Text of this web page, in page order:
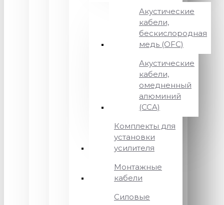
Акустические
кабели,
бескислородная
медь (OFC)
Акустические
кабели,
омедненный
алюминий
(CCA)
Комплекты для
установки
усилителя
Монтажные
кабели
Силовые